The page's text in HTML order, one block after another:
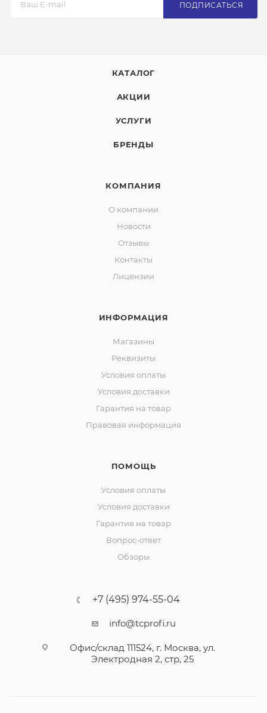
ПОДПИСАТЬСЯ
КАТАЛОГ
АКЦИИ
УСЛУГИ
БРЕНДЫ
КОМПАНИЯ
О компании
Новости
Отзывы
Контакты
Лицензии
ИНФОРМАЦИЯ
Магазины
Реквизиты
Условия оплаты
Условия доставки
Гарантия на товар
Правовая информация
ПОМОЩЬ
Условия оплаты
Условия доставки
Гарантия на товар
Вопрос-ответ
Обзоры
+7 (495) 974-55-04
info@tcprofi.ru
Офис/склад 111524, г. Москва, ул.
Электродная 2, стр, 25